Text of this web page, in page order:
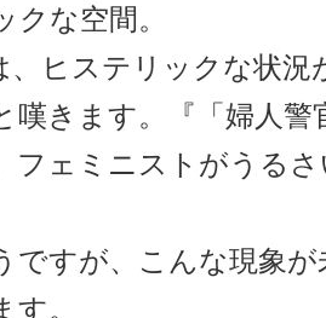
な空間。
ヒステリックな状況
嘆きます。『「婦人警
フェミニストがうる
すが、こんな現象が
。